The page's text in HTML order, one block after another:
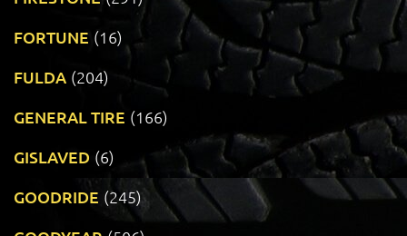
FORTUNE (16)
FULDA (204)
GENERAL TIRE (166)
GISLAVED (6)
GOODRIDE (245)